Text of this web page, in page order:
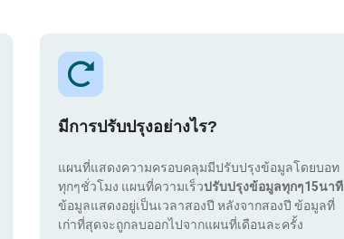
มีการปรับปรุงอย่างไร?
แผนที่แสดงความครอบคลุมมีปรับปรุงข้อมูลโดยบอท
ทุกๆชั่วโมง แผนที่ความเร็วปรับปรุงข้อมูลทุกๆ15นาที
ข้อมูลแสดงอยู่เป็นเวลาสองปี หลังจากสองปี ข้อมูลที่
เก่าที่สุดจะถูกลบออกไปจากแผนที่เดือนละครั้ง